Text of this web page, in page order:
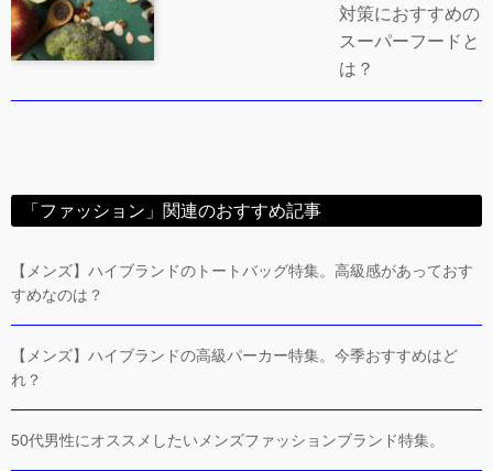
対策におすすめの
スーパーフードと
は？
「ファッション」関連のおすすめ記事
【メンズ】ハイブランドのトートバッグ特集。高級感があっておす
すめなのは？
【メンズ】ハイブランドの高級パーカー特集。今季おすすめはど
れ？
50代男性にオススメしたいメンズファッションブランド特集。